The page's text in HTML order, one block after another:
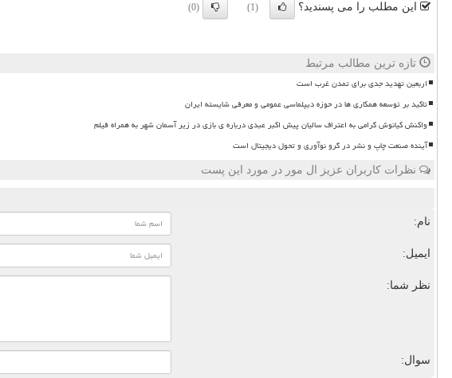
این مطلب را می پسندید؟ (1)
(0)
تازه ترین مطالب مرتبط
اربعین تهدید جدی برای تمدن غرب است
تاکید بر توسعه همکاری ها در حوزه دیپلماسی عمومی و معرفی شایسته ایران
واکنش کیانوش گرامی به اعتراف سالیان پیش اکبر عبدی درباره ی بازی در زیر آسمان شهر به همراه فیلم
آینده صنعت چاپ و نشر در گرو نوآوری و تحول دیجیتال است
نظرات کاربران عزیز ال مور در مورد این پست
نام:
ایمیل:
نظر شما:
سوال: